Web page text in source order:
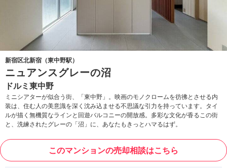
新宿区北新宿（東中野駅）
ニュアンスグレーの沼
ドルミ東中野
ミニシアターが似合う街、「東中野」。映画のモノクロームを彷彿とさせる内
装は、住む人の美意識を深く沈み込ませる不思議な引力を持っています。タイ
ルが描く無機質なラインと回遊バルコニーの開放感。多彩な文化が香るこの街
と、洗練されたグレーの「沼」に、あなたもきっとハマるはず。
このマンションの売却相談はこちら